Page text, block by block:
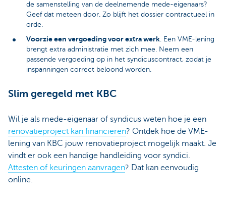
de samenstelling van de deelnemende mede-eigenaars?
Geef dat meteen door. Zo blijft het dossier contractueel in
orde.
Voorzie een vergoeding voor extra werk. Een VME-lening
brengt extra administratie met zich mee. Neem een
passende vergoeding op in het syndicuscontract, zodat je
inspanningen correct beloond worden.
Slim geregeld met KBC
Wil je als mede-eigenaar of syndicus weten hoe je een
renovatieproject kan financieren? Ontdek hoe de VME-
lening van KBC jouw renovatieproject mogelijk maakt. Je
vindt er ook een handige handleiding voor syndici.
Attesten of keuringen aanvragen? Dat kan eenvoudig
online.